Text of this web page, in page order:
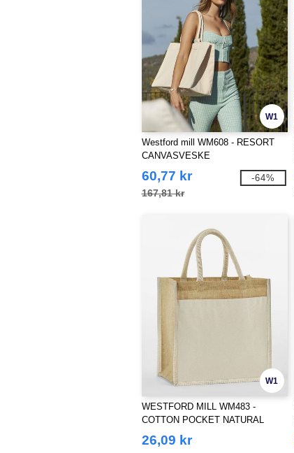
W1
Westford mill WM608 - RESORT
CANVASVESKE
60,77 kr
167,81 kr
-64%
W1
WESTFORD MILL WM483 -
COTTON POCKET NATURAL
STARCHED JUTE MIDI TOTE
26,09 kr